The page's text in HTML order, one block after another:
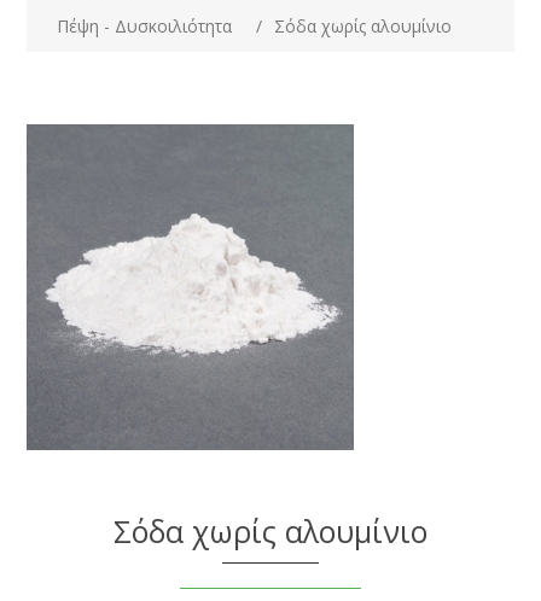
Πέψη - Δυσκοιλιότητα
/ Σόδα χωρίς αλουμίνιο
Σόδα χωρίς αλουμίνιο